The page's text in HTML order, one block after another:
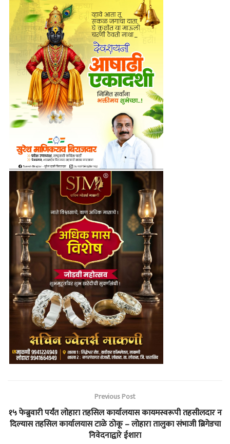
Previous Post
१५ फेब्रुवारी पर्यंत लोहारा तहसिल कार्यालयास कायमस्वरूपी तहसीलदार न
दिल्यास तहसिल कार्यालयास टाळे ठोकू – लोहारा तालुका संभाजी ब्रिगेडचा
निवेदनाद्वारे ईशारा